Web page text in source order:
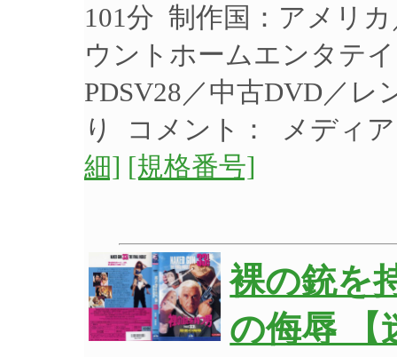
101分 制作国：アメリ
ウントホームエンタテ
PDSV28／中古DVD／
り コメント： メディ
細] [規格番号]
裸の銃を
の侮辱 【